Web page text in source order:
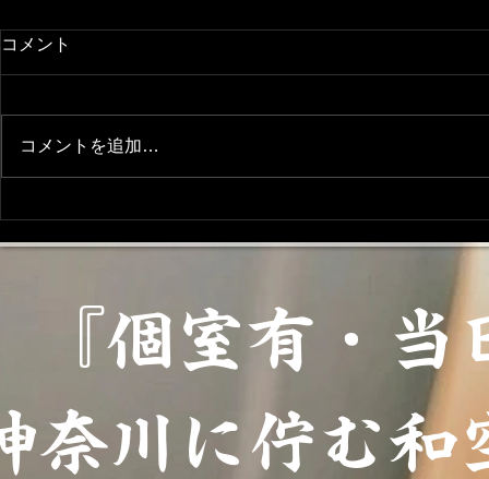
【7/1〜7/7
『ちゃぼの
コメント
コメントを追加…
『個室有・
奈川に佇む和